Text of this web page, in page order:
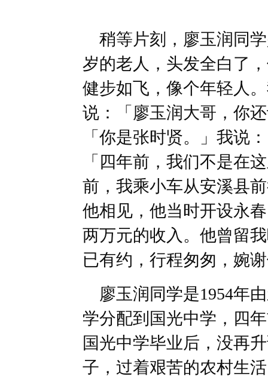
稍等片刻，廖玉润同
岁的老人，头发全白了
健步如飞，像个年轻人
说：「廖玉润大哥，你
「你是张时贤。」我说
「四年前，我们不是在
前，我乘小车从安溪县
他相见，他当时开设永
两万元的收入。他曾留
已有约，行程匆匆，婉
廖玉润同学是1954年
学分配到国光中学，四
国光中学毕业后，没再
子，过着艰苦的农村生